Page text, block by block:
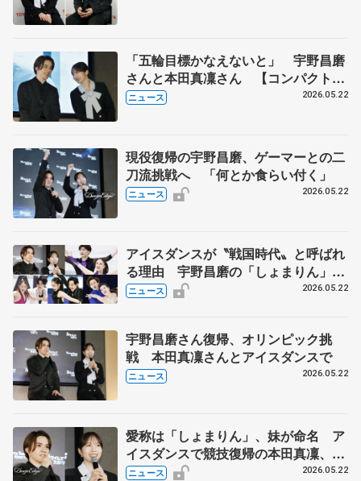
「五輪目標かなえないと」 宇野昌磨
さんと本田真凜さん 【コンパクト一
問一答】
ニュース 2026.05.22
現役復帰の宇野昌磨、ゲーマーとの二
刀流挑戦へ 「何とか食らい付く」
ニュース 2026.05.22
アイスダンスが〝戦国時代〟と呼ばれ
る理由 宇野昌磨の「しょまりん」ら
実力者が相次いで参戦 国内の競争激
ニュース 2026.05.22
宇野昌磨さん復帰、オリンピック挑
戦 本田真凜さんとアイスダンスで
ニュース 2026.05.22
愛称は「しょまりん」、妹が命名 ア
イスダンスで競技復帰の本田真凜、宇
野昌磨組
ニュース 2026.05.22